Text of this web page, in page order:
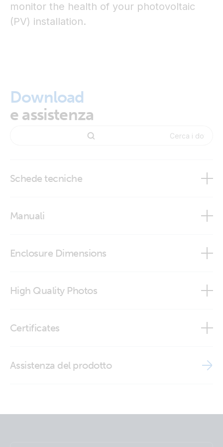
monitor the health of your photovoltaic
(PV) installation.
Download
e assistenza
Schede tecniche
Manuali
Enclosure Dimensions
High Quality Photos
SolarSense (right)
Certificates
Assistenza del prodotto